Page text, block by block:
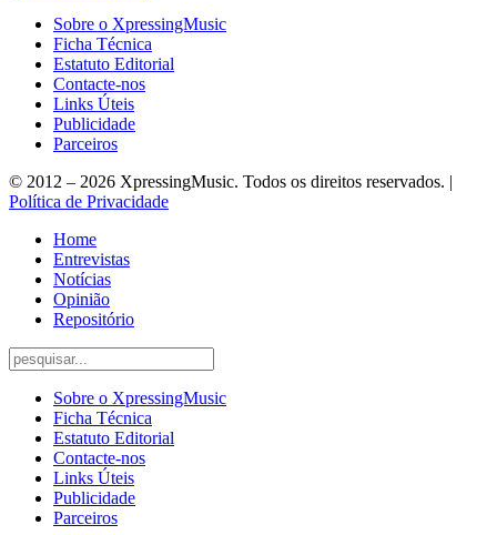
Sobre o XpressingMusic
Ficha Técnica
Estatuto Editorial
Contacte-nos
Links Úteis
Publicidade
Parceiros
© 2012 – 2026 XpressingMusic. Todos os direitos reservados. |
Política de Privacidade
Home
Entrevistas
Notícias
Opinião
Repositório
Sobre o XpressingMusic
Ficha Técnica
Estatuto Editorial
Contacte-nos
Links Úteis
Publicidade
Parceiros